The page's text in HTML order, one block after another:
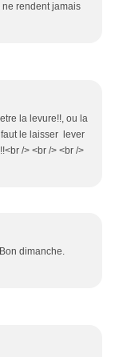
rendent jamais
la levure!!, ou la
le laisser lever
/> <br /> <br />
dimanche.